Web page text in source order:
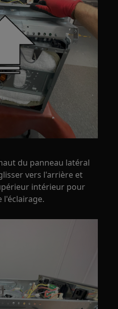
du panneau latéral
vers l'arrière et
intérieur pour
l'éclairage.